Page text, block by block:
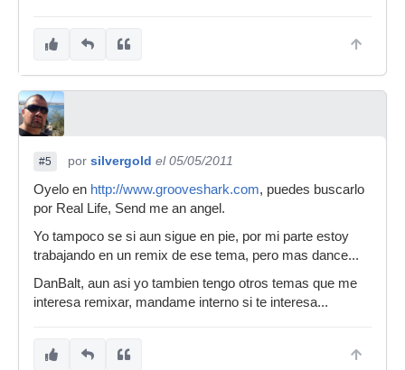
#5 por silvergold el 05/05/2011
Oyelo en http://www.grooveshark.com, puedes buscarlo
por Real Life, Send me an angel.
Yo tampoco se si aun sigue en pie, por mi parte estoy
trabajando en un remix de ese tema, pero mas dance...
DanBalt, aun asi yo tambien tengo otros temas que me
interesa remixar, mandame interno si te interesa...